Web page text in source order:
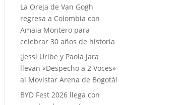
La Oreja de Van Gogh
regresa a Colombia con
Amaia Montero para
celebrar 30 años de historia
¡Jessi Uribe y Paola Jara
llevan «Despecho a 2 Voces»
al Movistar Arena de Bogotá!
BYD Fest 2026 llega con